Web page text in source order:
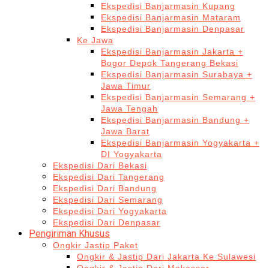
Ekspedisi Banjarmasin Kupang
Ekspedisi Banjarmasin Mataram
Ekspedisi Banjarmasin Denpasar
Ke Jawa
Ekspedisi Banjarmasin Jakarta +
Bogor Depok Tangerang Bekasi
Ekspedisi Banjarmasin Surabaya +
Jawa Timur
Ekspedisi Banjarmasin Semarang +
Jawa Tengah
Ekspedisi Banjarmasin Bandung +
Jawa Barat
Ekspedisi Banjarmasin Yogyakarta +
DI Yogyakarta
Ekspedisi Dari Bekasi
Ekspedisi Dari Tangerang
Ekspedisi Dari Bandung
Ekspedisi Dari Semarang
Ekspedisi Dari Yogyakarta
Ekspedisi Dari Denpasar
Pengiriman Khusus
Ongkir Jastip Paket
Ongkir & Jastip Dari Jakarta Ke Sulawesi